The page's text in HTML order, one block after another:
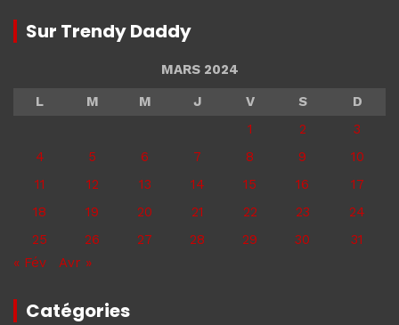
Sur Trendy Daddy
MARS 2024
L
M M J V S
D
1
2
3
4
5 6 7 8 9
10
11
12 13 14 15 16
17
18
19 20 21 22 23
24
25
26 27 28 29 30
31
« Fév
Avr »
Catégories